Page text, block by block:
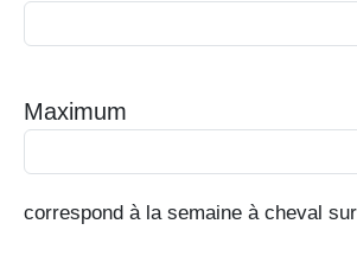
Maximum
correspond à la semaine à cheval